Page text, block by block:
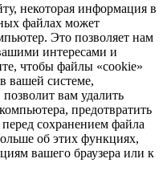
некоторая информация в
файлах может
Это позволяет нам
интересами и
чтобы файлы «cookie»
вашей системе,
вам удалить
предотвратить
сохранением файла
об этих функциях,
вашего браузера или к